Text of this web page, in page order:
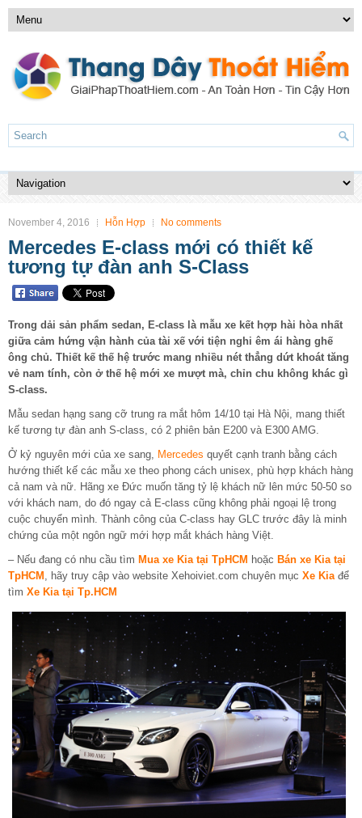
November 4, 2016 Hỗn Hợp No comments
Mercedes E-class mới có thiết kế
tương tự đàn anh S-Class
Trong dải sản phẩm sedan, E-class là mẫu xe kết hợp hài hòa nhất
giữa cảm hứng vận hành của tài xế với tiện nghi êm ái hàng ghế
ông chủ. Thiết kế thế hệ trước mang nhiều nét thẳng dứt khoát tăng
vẻ nam tính, còn ở thế hệ mới xe mượt mà, chỉn chu không khác gì
S-class.
Mẫu sedan hạng sang cỡ trung ra mắt hôm 14/10 tại Hà Nội, mang thiết
kế tương tự đàn anh S-class, có 2 phiên bản E200 và E300 AMG.
Ở kỷ nguyên mới của xe sang, Mercedes quyết cạnh tranh bằng cách
hướng thiết kế các mẫu xe theo phong cách unisex, phù hợp khách hàng
cả nam và nữ. Hãng xe Đức muốn tăng tỷ lệ khách nữ lên mức 50-50 so
với khách nam, do đó ngay cả E-class cũng không phải ngoại lệ trong
cuộc chuyển mình. Thành công của C-class hay GLC trước đây là minh
chứng của một ngôn ngữ mới hợp mắt khách hàng Việt.
– Nếu đang có nhu cầu tìm Mua xe Kia tại TpHCM hoặc Bán xe Kia tại
TpHCM , hãy truy cập vào website Xehoiviet.com chuyên mục Xe Kiađể
tìm Xe Kia tại Tp.HCM